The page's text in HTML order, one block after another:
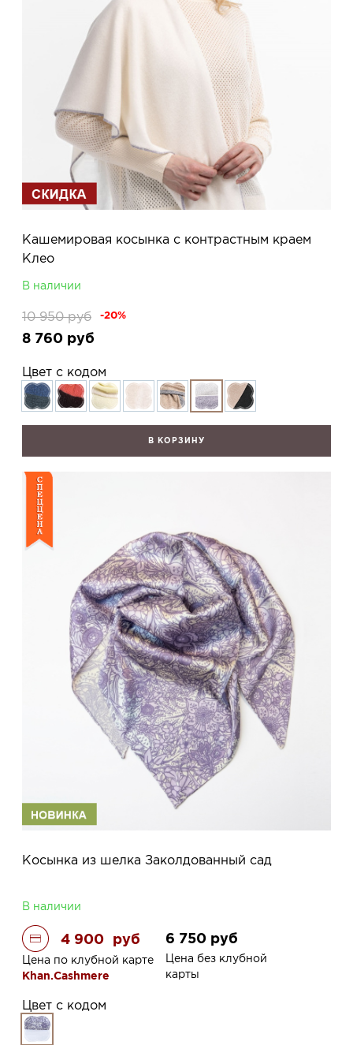
Кашемировая косынка с контрастным краем
Клео
В наличии
10 950 руб -20%
8 760 руб
Цвет с кодом
В КОРЗИНУ
Косынка из шелка Заколдованный сад
В наличии
4 900 руб
Цена по клубной карте
Khan.Cashmere
6 750 руб
Цена без клубной
карты
Цвет с кодом